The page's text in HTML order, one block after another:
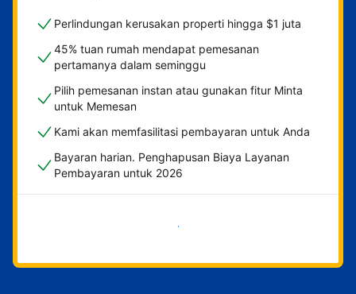
Perlindungan kerusakan properti hingga $1 juta
45% tuan rumah mendapat pemesanan
pertamanya dalam seminggu
Pilih pemesanan instan atau gunakan fitur Minta
untuk Memesan
Kami akan memfasilitasi pembayaran untuk Anda
Bayaran harian. Penghapusan Biaya Layanan
Pembayaran untuk 2026
Mulai sekarang